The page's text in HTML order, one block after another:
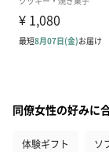
同僚女性の好みに
体験ギフト ソ